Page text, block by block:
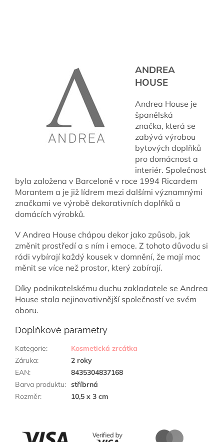
ANDREA
HOUSE
Andrea House je
španělská
značka, která se
zabývá výrobou
bytových doplňků
pro domácnost a
interiér. Společnost
byla založena v Barceloně v roce 1994 Ricardem
Morantem a je již lídrem mezi dalšími významnými
značkami ve výrobě dekorativních doplňků a
domácích výrobků.
V Andrea House chápou dekor jako způsob, jak
změnit prostředí a s ním i emoce. Z tohoto důvodu si
rádi vybírají každý kousek v domnění, že mají moc
měnit se více než prostor, který zabírají.
Díky podnikatelskému duchu zakladatele se Andrea
House stala nejinovativnější společností ve svém
oboru.
Doplňkové parametry
Kategorie:
Kosmetická zrcátka
Záruka:
2 roky
EAN:
8435304837168
Barva produktu: stříbrná
Rozměr: 10,5 x 3 cm